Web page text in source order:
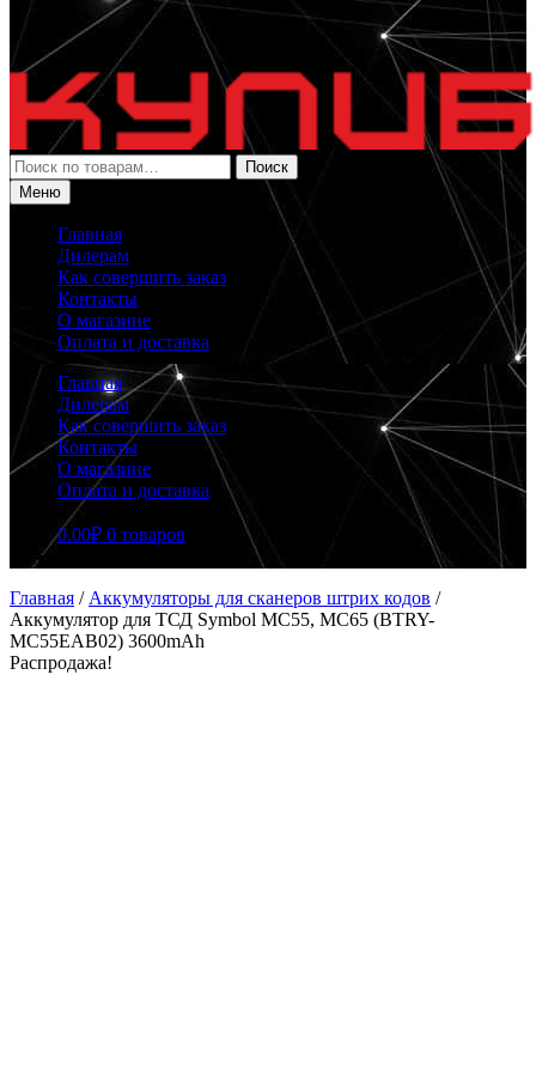
Искать:
Поиск
Меню
Главная
Дилерам
Как совершить заказ
Контакты
О магазине
Оплата и доставка
Главная
Дилерам
Как совершить заказ
Контакты
О магазине
Оплата и доставка
0.00₽ 0 товаров
Главная / Аккумуляторы для сканеров штрих кодов /
Аккумулятор для ТСД Symbol MC55, MC65 (BTRY-
MC55EAB02) 3600mAh
Распродажа!